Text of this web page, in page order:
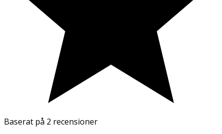
Baserat på 2 recensioner